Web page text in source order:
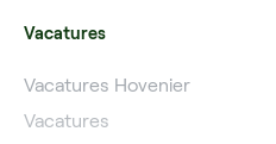
Vacatures
Vacatures Hovenier
Vacatures